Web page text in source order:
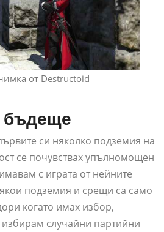
от Destructoid
бъдеще
си няколко подземия на
се почувствах упълномощен
с играта от нейните
подземия и срещи са само
когато имах избор,
случайни партийни